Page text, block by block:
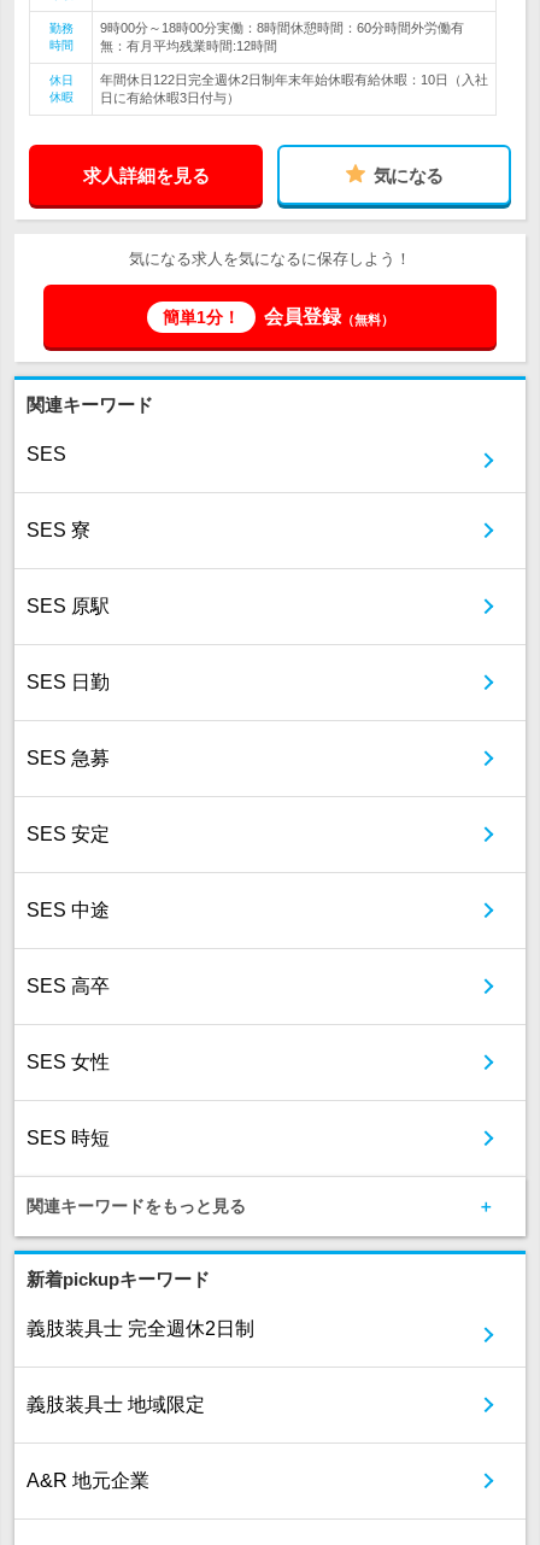
勤務
時間
9時00分～18時00分実働：8時間休憩時間：60分時間外労働有
無：有月平均残業時間:12時間
休日
休暇
年間休日122日完全週休2日制年末年始休暇有給休暇：10日（入社
日に有給休暇3日付与）
求人詳細を見る 気になる
気になる求人を気になるに保存しよう！
簡単1分！ 会員登録（無料）
関連キーワード
SES
SES 寮
SES 原駅
SES 日勤
SES 急募
SES 安定
SES 中途
SES 高卒
SES 女性
SES 時短
関連キーワードをもっと見る
新着pickupキーワード
義肢装具士 完全週休2日制
義肢装具士 地域限定
A&R 地元企業